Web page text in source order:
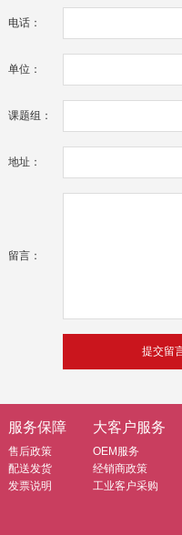
电话：
单位：
课题组：
地址：
留言：
服务保障
售后政策
配送发货
发票说明
大客户服务
OEM服务
经销商政策
工业客户采购